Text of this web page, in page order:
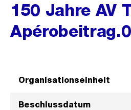
150 Jahre AV
Organisationseinheit
Beschlussdatum